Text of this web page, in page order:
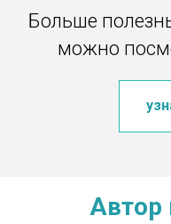
Больше
можно
Автор